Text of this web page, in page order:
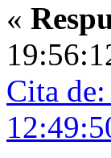
«
Cita